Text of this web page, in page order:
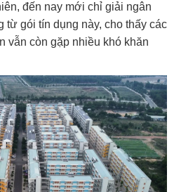
đến nay mới chỉ giải ngân
từ gói tín dụng này, cho thấy các
vẫn còn gặp nhiều khó khăn